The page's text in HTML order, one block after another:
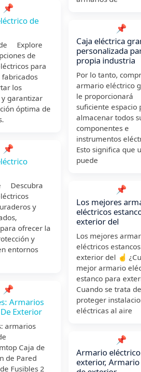
📌
de
Explore
de
para
los
garantizar
óptima de
📌
Descubra
y
ofrecer la
y
entornos
📌
Armarios
Exterior
armarios
Caja de
de Pared
Fusibles 2
📌
Caja eléctrica
personalizada
propia industria
Por lo tanto,
armario eléctrico
le proporcionará
suficiente espacio
almacenar todos
componentes e
instrumentos
Esto significa que
puede
📌
Los mejores
eléctricos
exterior del
Los mejores
eléctricos
exterior del ☝️
mejor armario
estanco para
Cuando se trata de
proteger
eléctricas al aire
📌
Armario
exterior,